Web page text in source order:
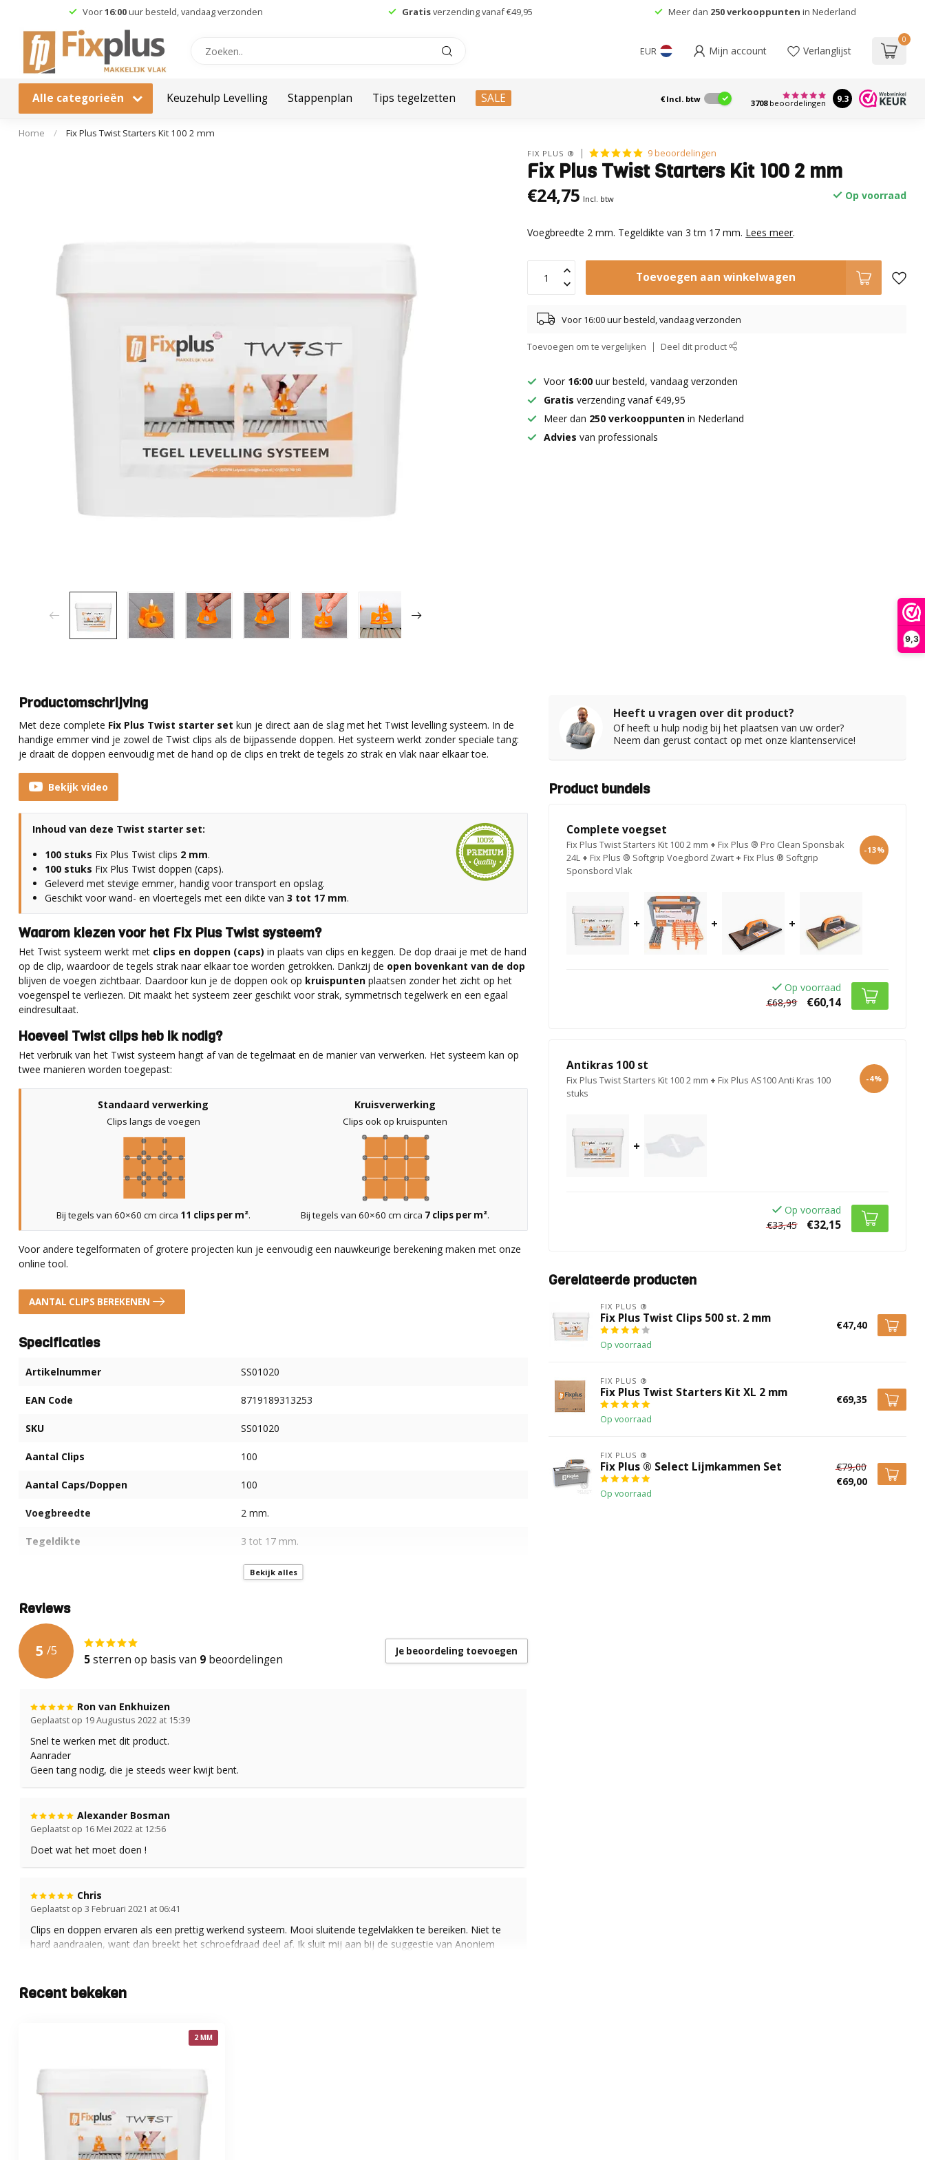
9,3
Gratisverzending vanaf €49,95 Meer dan250 verkooppuntenin Nederland Adviesvan professionals
EUR Mijn account Verlanglijst
0
Alle categorieën Keuzehulp Levelling Stappenplan Tips tegelzetten SALE €Incl. btw 3708beoordelingen 9.3
Home / Fix Plus Twist Starters Kit 100 2 mm
FIX PLUS ® 9 beoordelingen
Fix Plus Twist Starters Kit 100 2 mm
€24,75 Incl. btw Op voorraad
Voegbreedte 2 mm. Tegeldikte van 3 tm 17 mm. Lees meer.
Toevoegen aan winkelwagen
Voor 16:00 uur besteld, vandaag verzonden
Toevoegen om te vergelijken Deel dit product
Voor 16:00 uur besteld, vandaag verzonden
Gratis verzending vanaf €49,95
Meer dan 250 verkooppunten in Nederland
Advies van professionals
Productomschrijving
Met deze complete Fix Plus Twist starter set kun je direct aan de slag met het Twist levelling systeem. In de
handige emmer vind je zowel de Twist clips als de bijpassende doppen. Het systeem werkt zonder speciale tang:
je draait de doppen eenvoudig met de hand op de clips en trekt de tegels zo strak en vlak naar elkaar toe.
Bekijk video
Inhoud van deze Twist starter set:
100 stuks Fix Plus Twist clips 2 mm.
100 stuks Fix Plus Twist doppen (caps).
Geleverd met stevige emmer, handig voor transport en opslag.
Geschikt voor wand- en vloertegels met een dikte van 3 tot 17 mm.
Waarom kiezen voor het Fix Plus Twist systeem?
Het Twist systeem werkt met clips en doppen (caps) in plaats van clips en keggen. De dop draai je met de hand
op de clip, waardoor de tegels strak naar elkaar toe worden getrokken. Dankzij de open bovenkant van de dop
blijven de voegen zichtbaar. Daardoor kun je de doppen ook op kruispunten plaatsen zonder het zicht op het
voegenspel te verliezen. Dit maakt het systeem zeer geschikt voor strak, symmetrisch tegelwerk en een egaal
eindresultaat.
Hoeveel Twist clips heb ik nodig?
Het verbruik van het Twist systeem hangt af van de tegelmaat en de manier van verwerken. Het systeem kan op
twee manieren worden toegepast:
Standaard verwerking
Clips langs de voegen
Bij tegels van 60×60 cm circa 11 clips per m².
Kruisverwerking
Clips ook op kruispunten
Bij tegels van 60×60 cm circa 7 clips per m².
Voor andere tegelformaten of grotere projecten kun je eenvoudig een nauwkeurige berekening maken met onze
online tool.
AANTAL CLIPS BEREKENEN
Specificaties
Artikelnummer SS01020
EAN Code 8719189313253
SKU SS01020
Aantal Clips 100
Aantal Caps/Doppen 100
Voegbreedte 2 mm.
Tegeldikte 3 tot 17 mm.
Bekijk alles
Reviews
5 /5
5sterren op basis van 9 beoordelingen
Je beoordeling toevoegen
Ron van Enkhuizen
Geplaatst op 19 Augustus 2022 at 15:39
Snel te werken met dit product.
Aanrader
Geen tang nodig, die je steeds weer kwijt bent.
Alexander Bosman
Geplaatst op 16 Mei 2022 at 12:56
Doet wat het moet doen !
Chris
Geplaatst op 3 Februari 2021 at 06:41
Clips en doppen ervaren als een prettig werkend systeem. Mooi sluitende tegelvlakken te bereiken. Niet te
hard aandraaien, want dan breekt het schroefdraad deel af. Ik sluit mij aan bij de suggestie van Anoniem
kurt bols
Geplaatst op 8 Oktober 2020 at 11:57
"super handig
Heeft u vragen over dit product?
Of heeft u hulp nodig bij het plaatsen van uw order?
Neem dan gerust contact op met onze klantenservice!
Product bundels
Complete voegset
Fix Plus Twist Starters Kit 100 2 mm + Fix Plus ® Pro Clean Sponsbak
24L + Fix Plus ® Softgrip Voegbord Zwart + Fix Plus ® Softgrip
Sponsbord Vlak
-13%
+ + +
Op voorraad
€68,99
€60,14
Antikras 100 st
Fix Plus Twist Starters Kit 100 2 mm + Fix Plus AS100 Anti Kras 100
stuks
-4%
+
Op voorraad
€33,45
€32,15
Gerelateerde producten
FIX PLUS ®
Fix Plus Twist Clips 500 st. 2 mm
Op voorraad
€47,40
FIX PLUS ®
Fix Plus Twist Starters Kit XL 2 mm
Op voorraad
€69,35
FIX PLUS ®
Fix Plus ® Select Lijmkammen Set
Op voorraad
€79,00
€69,00
Recent bekeken
2 MM